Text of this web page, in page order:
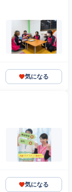
気になる
気になる